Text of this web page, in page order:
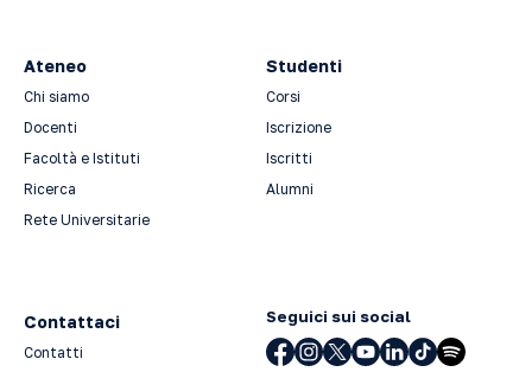
Ateneo
Chi siamo
Docenti
Facoltà e Istituti
Ricerca
Rete Universitarie
Studenti
Corsi
Iscrizione
Iscritti
Alumni
Contattaci
Contatti
Seguici sui social